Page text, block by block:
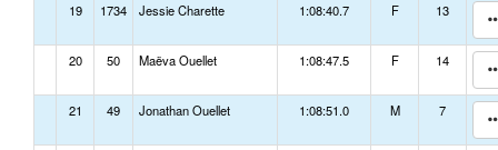
19 1734 Jessie Charette 1:08:40.7 F 13
20 50 Maëva Ouellet 1:08:47.5 F 14
21 49 Jonathan Ouellet 1:08:51.0 M 7